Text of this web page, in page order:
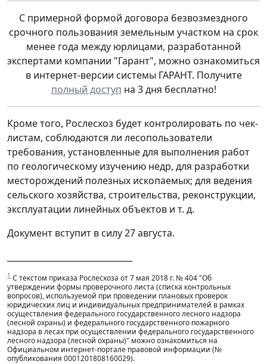
C примерной формой договора безвозмездного
срочного пользования земельным участком на срок
менее года между юрлицами, разработанной
экспертами компании "Гарант", можно ознакомиться
в интернет-версии системы ГАРАНТ. Получите
полный доступ на 3 дня бесплатно!
Кроме того, Рослесхоз будет контролировать по чек-
листам, соблюдаются ли лесопользователи
требования, установленные для выполнения работ
по геологическому изучению недр, для разработки
месторождений полезных ископаемых; для ведения
сельского хозяйства, строительства, реконструкции,
эксплуатации линейных объектов и т. д.
Документ вступит в силу 27 августа.
1 С текстом приказа Рослесхоза от 7 мая 2018 г. № 404 "Об
утверждении формы проверочного листа (списка контрольных
вопросов), используемой при проведении плановых проверок
юридических лиц и индивидуальных предпринимателей в рамках
осуществления федерального государственного лесного надзора
(лесной охраны) и федерального государственного пожарного
надзора в лесах при осуществлении федерального государственного
лесного надзора (лесной охраны)" можно ознакомиться на
Официальном интернет-портале правовой информации (№
опубликования 0001201808160029).